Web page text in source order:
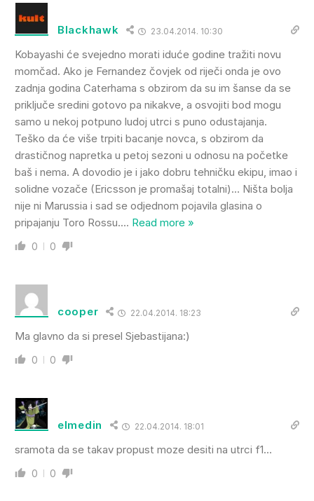
Blackhawk 23.04.2014. 10:30
Kobayashi će svejedno morati iduće godine tražiti novu
momčad. Ako je Fernandez čovjek od riječi onda je ovo
zadnja godina Caterhama s obzirom da su im šanse da se
priključe sredini gotovo pa nikakve, a osvojiti bod mogu
samo u nekoj potpuno ludoj utrci s puno odustajanja.
Teško da će više trpiti bacanje novca, s obzirom da
drastičnog napretka u petoj sezoni u odnosu na početke
baš i nema. A dovodio je i jako dobru tehničku ekipu, imao i
solidne vozače (Ericsson je promašaj totalni)… Ništa bolja
nije ni Marussia i sad se odjednom pojavila glasina o
pripajanju Toro Rossu.… Read more »
0 0
cooper 22.04.2014. 18:23
Ma glavno da si presel Sjebastijana:)
0 0
elmedin 22.04.2014. 18:01
sramota da se takav propust moze desiti na utrci f1…
0 0